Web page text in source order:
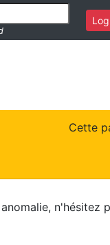
Cette
n'hésitez